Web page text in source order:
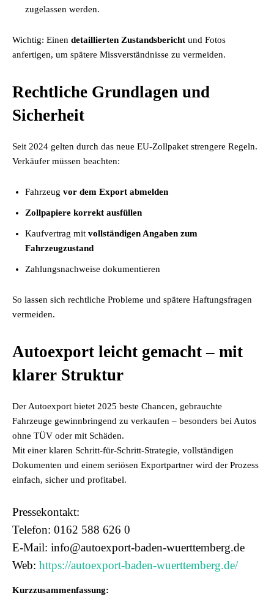
zugelassen werden.
Wichtig: Einen detaillierten Zustandsbericht und Fotos
anfertigen, um spätere Missverständnisse zu vermeiden.
Rechtliche Grundlagen und
Sicherheit
Seit 2024 gelten durch das neue EU-Zollpaket strengere Regeln.
Verkäufer müssen beachten:
Fahrzeug vor dem Export abmelden
Zollpapiere korrekt ausfüllen
Kaufvertrag mit vollständigen Angaben zum
Fahrzeugzustand
Zahlungsnachweise dokumentieren
So lassen sich rechtliche Probleme und spätere Haftungsfragen
vermeiden.
Autoexport leicht gemacht – mit
klarer Struktur
Der Autoexport bietet 2025 beste Chancen, gebrauchte
Fahrzeuge gewinnbringend zu verkaufen – besonders bei Autos
ohne TÜV oder mit Schäden.
Mit einer klaren Schritt-für-Schritt-Strategie, vollständigen
Dokumenten und einem seriösen Exportpartner wird der Prozess
einfach, sicher und profitabel.
Pressekontakt:
Telefon: 0162 588 626 0
E-Mail: info@autoexport-baden-wuerttemberg.de
Web: https://autoexport-baden-wuerttemberg.de/
Kurzzusammenfassung: